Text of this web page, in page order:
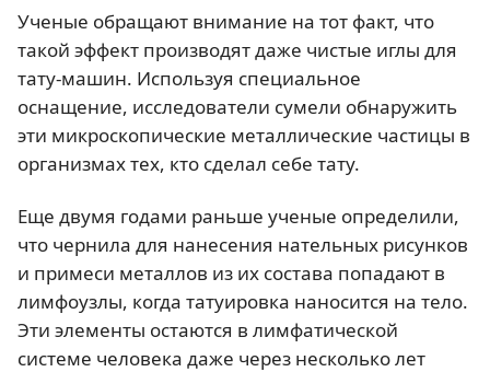
Ученые обращают внимание на тот факт, что
такой эффект производят даже чистые иглы для
тату-машин. Используя специальное
оснащение, исследователи сумели обнаружить
эти микроскопические металлические частицы в
организмах тех, кто сделал себе тату.
Еще двумя годами раньше ученые определили,
что чернила для нанесения нательных рисунков
и примеси металлов из их состава попадают в
лимфоузлы, когда татуировка наносится на тело.
Эти элементы остаются в лимфатической
системе человека даже через несколько лет